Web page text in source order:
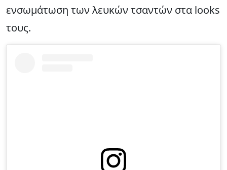
ενσωμάτωση των λευκών τσαντών στα looks
τους.